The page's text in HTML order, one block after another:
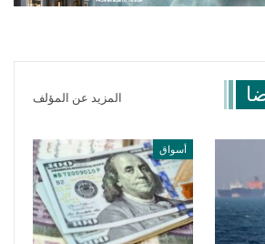
المزيد عن المؤلف
أسواق